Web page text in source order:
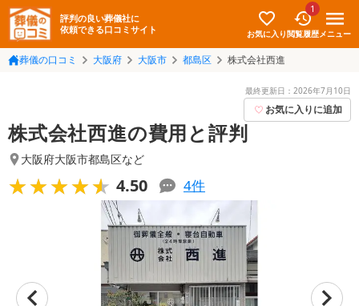
評判の良い葬儀社に
依頼できる口コミサイト
お気に入り
1
閲覧履歴メニュー
葬儀の口コミ 大阪府 大阪市 都島区 株式会社西進
最終更新日： 2026年7月10日
お気に入りに追加
株式会社西進の費用と評判
大阪府大阪市都島区など
★★★★★
★★★★★ 4.50 4件